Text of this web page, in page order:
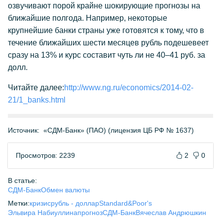
озвучивают порой крайне шокирующие прогнозы на
ближайшие полгода. Например, некоторые
крупнейшие банки страны уже готовятся к тому, что в
течение ближайших шести месяцев рубль подешевеет
сразу на 13% и курс составит чуть ли не 40–41 руб. за
долл.
Читайте далее:http://www.ng.ru/economics/2014-02-
21/1_banks.html
Источник: «СДМ-Банк» (ПАО) (лицензия ЦБ РФ № 1637)
Просмотров: 2239 2 0
В статье:
СДМ-БанкОбмен валюты
Метки:кризисрубль - долларStandard&Poor's
Эльвира НабиуллинапрогнозСДМ-БанкВячеслав Андрюшкин